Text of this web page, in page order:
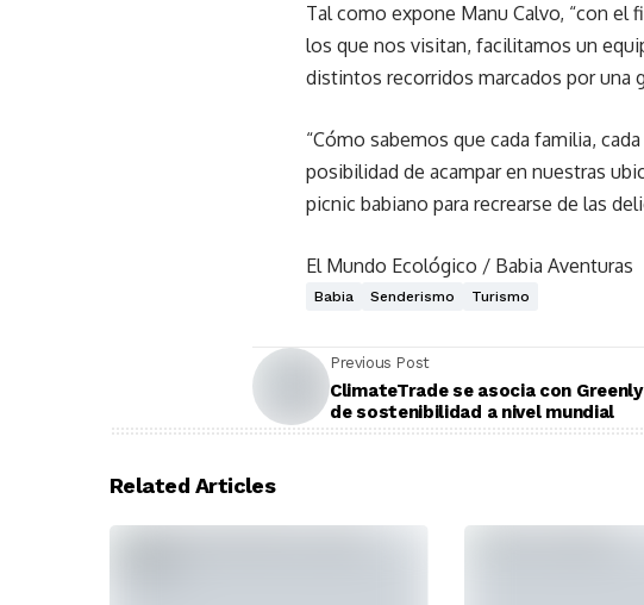
Tal como expone Manu Calvo, “con el
los que nos visitan, facilitamos un
distintos recorridos marcados por una
“Cómo sabemos que cada familia,
posibilidad de acampar en nuestras
picnic babiano para recrearse de las
El Mundo Ecológico / Babia Aventuras
Babia Senderismo Turismo
Previous Post
ClimateTrade se asocia con
de sostenibilidad a nivel mundial
Related Articles